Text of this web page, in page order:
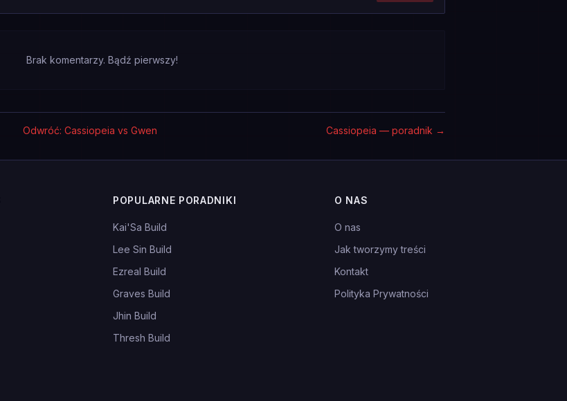
Brak komentarzy. Bądź pierwszy!
Odwróć: Cassiopeia vs Gwen Cassiopeia — poradnik →
POPULARNE PORADNIKI
Kai'Sa Build
Lee Sin Build
Ezreal Build
Graves Build
Jhin Build
Thresh Build
O NAS
O nas
Jak tworzymy treści
Kontakt
Polityka Prywatności